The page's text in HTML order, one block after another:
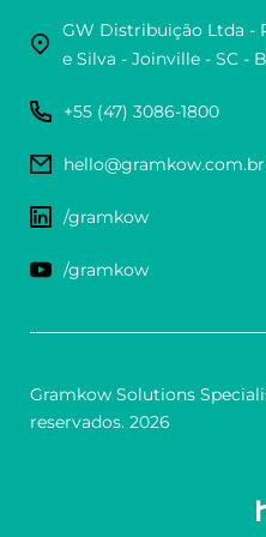
GW Distribuição Ltda -
e Silva - Joinville - SC -
+55 (47) 3086-1800
hello@gramkow.com.br
/gramkow
/gramkow
Gramkow Solutions
reservados. 2026